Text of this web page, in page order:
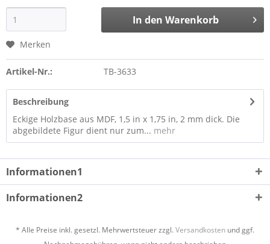
In den Warenkorb
Merken
Artikel-Nr.: TB-3633
Beschreibung
Eckige Holzbase aus MDF, 1,5 in x 1,75 in, 2 mm dick. Die
abgebildete Figur dient nur zum... mehr
Informationen1
Informationen2
* Alle Preise inkl. gesetzl. Mehrwertsteuer zzgl.Versandkosten und ggf.